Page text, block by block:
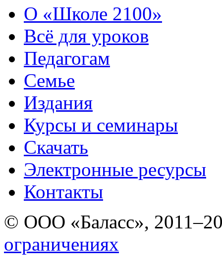
О «Школе 2100»
Всё для уроков
Педагогам
Семье
Издания
Курсы и семинары
Скачать
Электронные ресурcы
Контакты
© ООО «Баласс»,
ограничениях